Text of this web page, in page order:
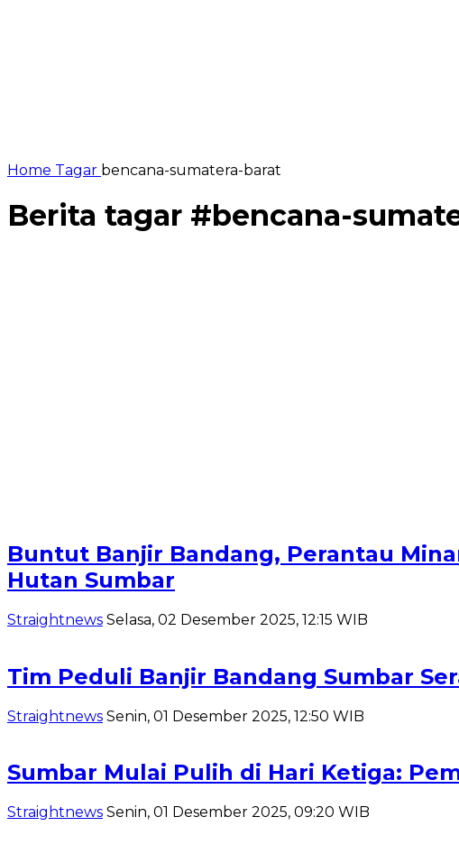
Home Tagar bencana-sumatera-barat
Berita tagar #bencana-
Buntut Banjir Bandang, Perantau
Hutan Sumbar
Straightnews Selasa, 02 Desember 2025, 12:15 WIB
Tim Peduli Banjir Bandang Sumbar
Straightnews Senin, 01 Desember 2025, 12:50 WIB
Sumbar Mulai Pulih di Hari Ketiga:
Straightnews Senin, 01 Desember 2025, 09:20 WIB